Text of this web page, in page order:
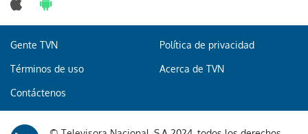
Gracias por suscribirte a nuestro boletín.
ACEPTAR
Gente TVN Política de privacidad
Términos de uso Acerca de TVN
Contáctenos